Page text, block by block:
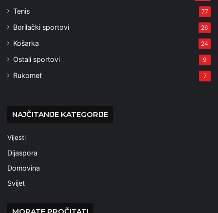
Tenis 77
Borilački sportovi 26
Košarka 24
Ostali sportovi 9
Rukomet 7
NAJČITANIJE KATEGORIJE
Vijesti
Dijaspora
Domovina
Svijet